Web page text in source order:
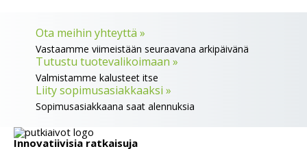
Ota meihin yhteyttä »
Vastaamme viimeistään seuraavana arkipäivänä
Tutustu tuotevalikoimaan »
Valmistamme kalusteet itse
Liity sopimusasiakkaaksi »
Sopimusasiakkaana saat alennuksia
Innovatiivisia ratkaisuja